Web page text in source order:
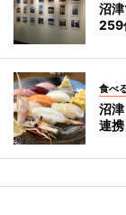
沼
259
食べ
沼
連